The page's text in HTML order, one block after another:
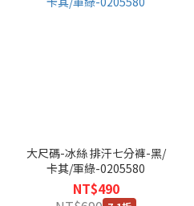
大尺碼-冰絲 排汗七分褲-黑/
卡其/軍綠-0205580
NT$490